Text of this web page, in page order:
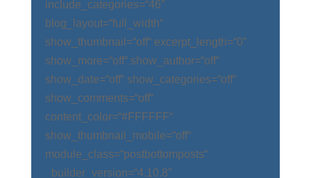
include_categories=“46″
blog_layout=“full_width“
show_thumbnail=“off“ excerpt_length=“0″
show_more=“off“ show_author=“off“
show_date=“off“ show_categories=“off“
show_comments=“off“
content_color=“#FFFFFF“
show_thumbnail_mobile=“off“
module_class=“postbottomposts“
_builder_version=“4.10.8″